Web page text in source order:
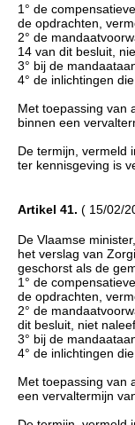
1° de
de opdrachten,
2° de
14 van dit besluit,
3° bij de
4° de inlichtingen
Met toepassing van
binnen een
De termijn, vermeld
ter kennisgeving is
Artikel 41. ( 15/02/
De Vlaamse
het verslag van
geschorst als de
1° de
de opdrachten,
2° de
dit besluit, niet
3° bij de
4° de inlichtingen
Met toepassing van
een vervaltermijn